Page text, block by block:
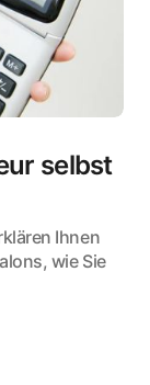
selbst
Ihnen
wie Sie